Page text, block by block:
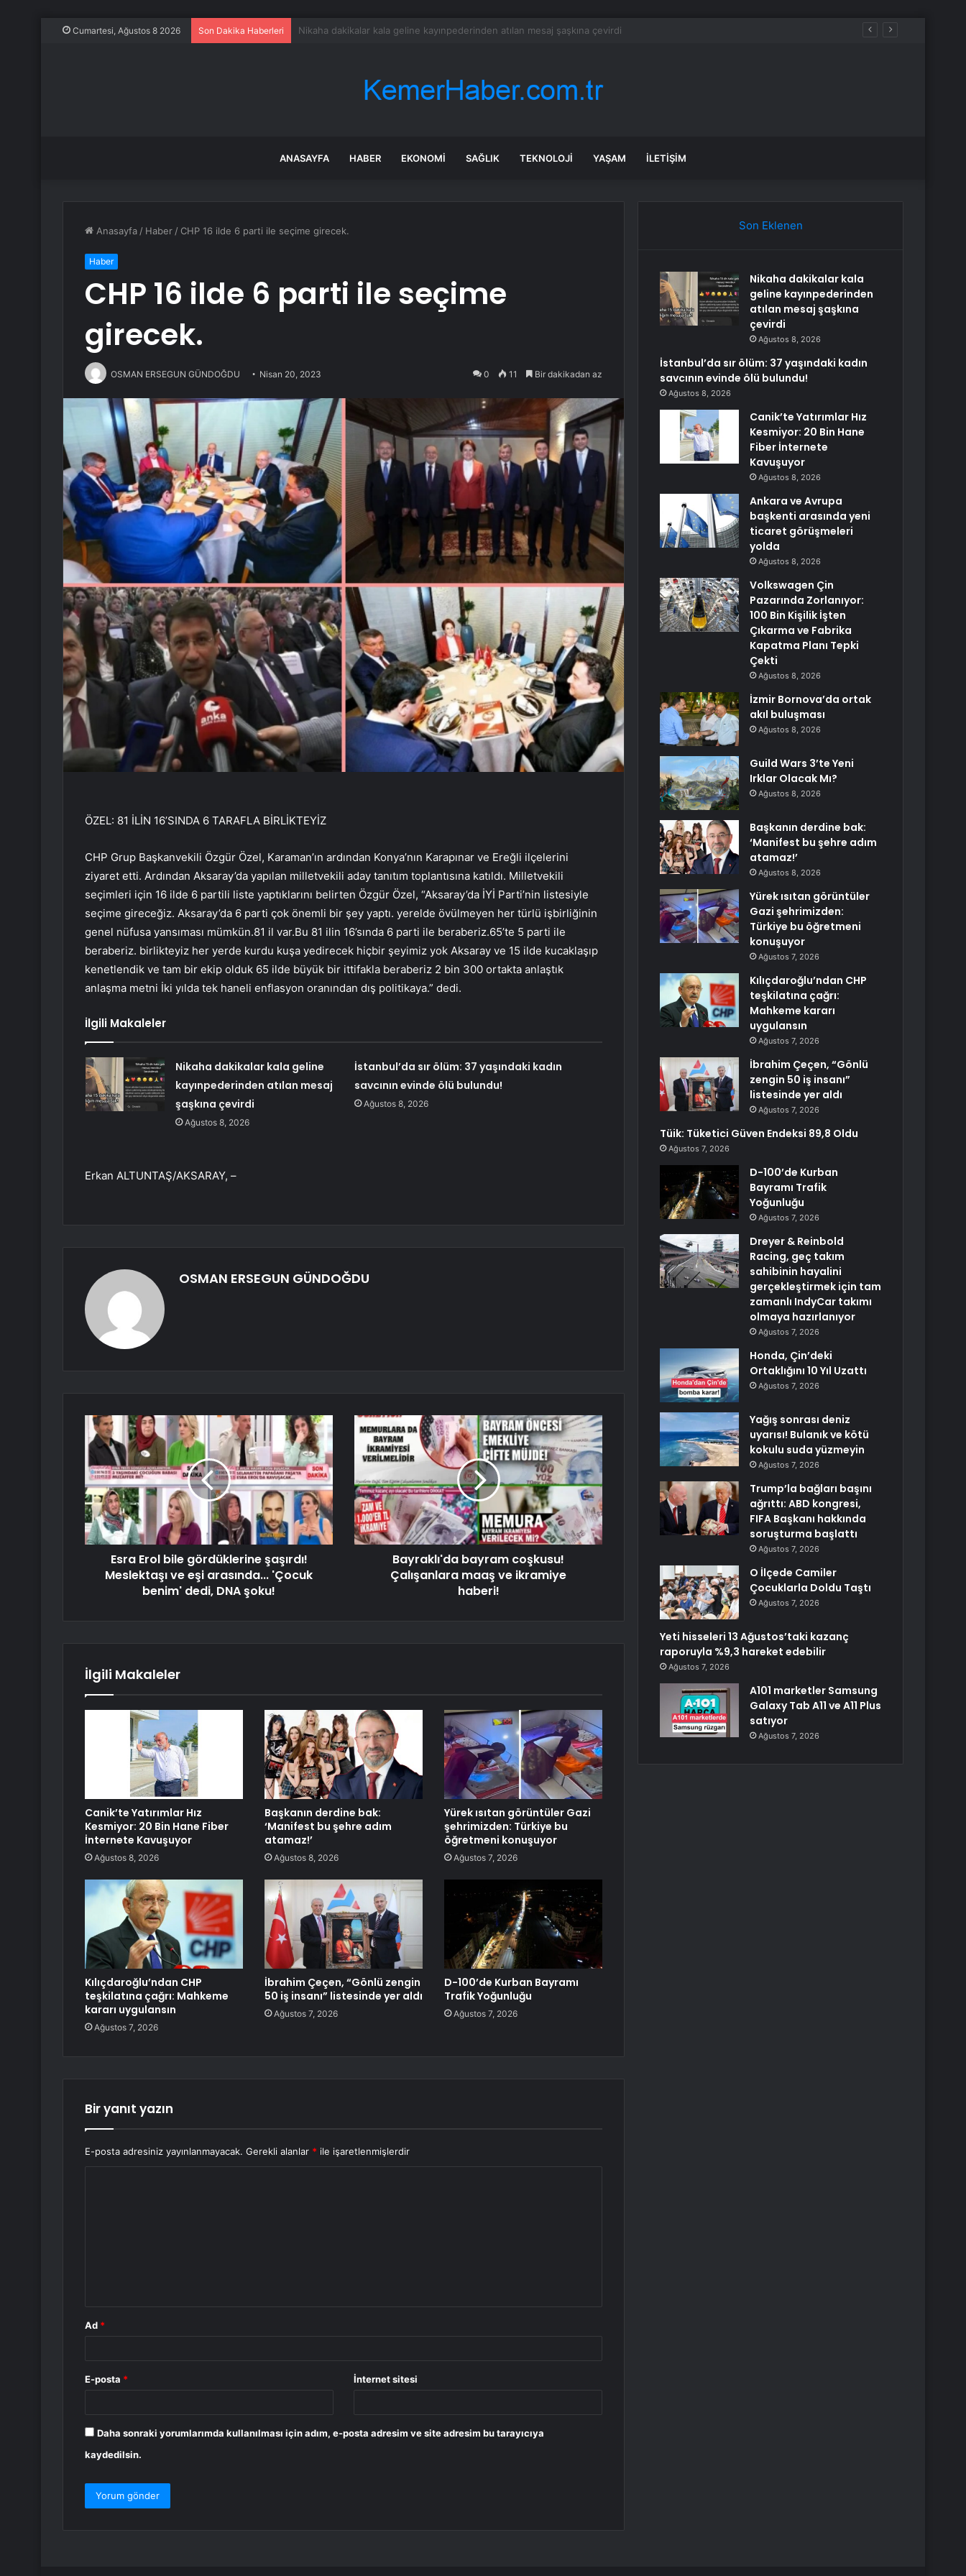
Cumartesi, Ağustos 8 2026 Son Dakika Haberleri İstanbul’da sır ölüm: 37 yaşındaki kadın savcının evinde ölü bulundu!
ANASAYFA HABER EKONOMI SAĞLIK TEKNOLOJI YAŞAM İLETIŞIM
Anasayfa / Haber / CHP 16 ilde 6 parti ile seçime girecek.
Haber
CHP 16 ilde 6 parti ile seçime
girecek.
OSMAN ERSEGUN GÜNDOĞDU Nisan 20, 2023 0 11 Bir dakikadan az
ÖZEL: 81 İLİN 16’SINDA 6 TARAFLA BİRLİKTEYİZ
CHP Grup Başkanvekili Özgür Özel, Karaman’ın ardından Konya’nın Karapınar ve Ereğli ilçelerini
ziyaret etti. Ardından Aksaray’da yapılan milletvekili aday tanıtım toplantısına katıldı. Milletvekili
seçimleri için 16 ilde 6 partili liste yaptıklarını belirten Özgür Özel, “Aksaray’da İYİ Parti’nin listesiyle
seçime gireceğiz. Aksaray’da 6 parti çok önemli bir şey yaptı. yerelde övülmeyen her türlü işbirliğinin
genel nüfusa yansıması mümkün.81 il var.Bu 81 ilin 16’sında 6 parti ile beraberiz.65’te 5 parti ile
beraberiz. birlikteyiz her yerde kurdu kuşa yedirecek hiçbir şeyimiz yok Aksaray ve 15 ilde kucaklaşıp
kenetlendik ve tam bir ekip olduk 65 ilde büyük bir ittifakla beraberiz 2 bin 300 ortakta anlaştık
anlaşma metni İki yılda tek haneli enflasyon oranından dış politikaya.” dedi.
İlgili Makaleler
Nikaha dakikalar kala geline
kayınpederinden atılan mesaj
şaşkına çevirdi
Ağustos 8, 2026
İstanbul’da sır ölüm: 37 yaşındaki kadın
savcının evinde ölü bulundu!
Ağustos 8, 2026
Erkan ALTUNTAŞ/AKSARAY, –
OSMAN ERSEGUN GÜNDOĞDU
Esra Erol bile gördüklerine şaşırdı!
Meslektaşı ve eşi arasında... 'Çocuk
benim' dedi, DNA şoku!
Bayraklı'da bayram coşkusu!
Çalışanlara maaş ve ikramiye
haberi!
İlgili Makaleler
Canik’te Yatırımlar Hız
Kesmiyor: 20 Bin Hane Fiber
İnternete Kavuşuyor
Ağustos 8, 2026
Başkanın derdine bak:
‘Manifest bu şehre adım
atamaz!’
Ağustos 8, 2026
Yürek ısıtan görüntüler Gazi
şehrimizden: Türkiye bu
öğretmeni konuşuyor
Ağustos 7, 2026
Kılıçdaroğlu’ndan CHP
teşkilatına çağrı: Mahkeme
kararı uygulansın
Ağustos 7, 2026
İbrahim Çeçen, “Gönlü zengin
50 iş insanı” listesinde yer aldı
Ağustos 7, 2026
D-100’de Kurban Bayramı
Trafik Yoğunluğu
Ağustos 7, 2026
Bir yanıt yazın
E-posta adresiniz yayınlanmayacak. Gerekli alanlar * ile işaretlenmişlerdir
Ad *
E-posta * İnternet sitesi
Daha sonraki yorumlarımda kullanılması için adım, e-posta adresim ve site adresim bu tarayıcıya
kaydedilsin.
Son Eklenen
Nikaha dakikalar kala
geline kayınpederinden
atılan mesaj şaşkına
çevirdi
Ağustos 8, 2026
İstanbul’da sır ölüm: 37 yaşındaki kadın
savcının evinde ölü bulundu!
Ağustos 8, 2026
Canik’te Yatırımlar Hız
Kesmiyor: 20 Bin Hane
Fiber İnternete
Kavuşuyor
Ağustos 8, 2026
Ankara ve Avrupa
başkenti arasında yeni
ticaret görüşmeleri
yolda
Ağustos 8, 2026
Volkswagen Çin
Pazarında Zorlanıyor:
100 Bin Kişilik İşten
Çıkarma ve Fabrika
Kapatma Planı Tepki
Çekti
Ağustos 8, 2026
İzmir Bornova’da ortak
akıl buluşması
Ağustos 8, 2026
Guild Wars 3’te Yeni
Irklar Olacak Mı?
Ağustos 8, 2026
Başkanın derdine bak:
‘Manifest bu şehre adım
atamaz!’
Ağustos 8, 2026
Yürek ısıtan görüntüler
Gazi şehrimizden:
Türkiye bu öğretmeni
konuşuyor
Ağustos 7, 2026
Kılıçdaroğlu’ndan CHP
teşkilatına çağrı:
Mahkeme kararı
uygulansın
Ağustos 7, 2026
İbrahim Çeçen, “Gönlü
zengin 50 iş insanı”
listesinde yer aldı
Ağustos 7, 2026
Tüik: Tüketici Güven Endeksi 89,8 Oldu
Ağustos 7, 2026
D-100’de Kurban
Bayramı Trafik
Yoğunluğu
Ağustos 7, 2026
Dreyer & Reinbold
Racing, geç takım
sahibinin hayalini
gerçekleştirmek için tam
zamanlı IndyCar takımı
olmaya hazırlanıyor
Ağustos 7, 2026
Honda, Çin’deki
Ortaklığını 10 Yıl Uzattı
Ağustos 7, 2026
Yağış sonrası deniz
uyarısı! Bulanık ve kötü
kokulu suda yüzmeyin
Ağustos 7, 2026
Trump’la bağları başını
ağrıttı: ABD kongresi,
FIFA Başkanı hakkında
soruşturma başlattı
Ağustos 7, 2026
O İlçede Camiler
Çocuklarla Doldu Taştı
Ağustos 7, 2026
Yeti hisseleri 13 Ağustos’taki kazanç
raporuyla %9,3 hareket edebilir
Ağustos 7, 2026
A101 marketler Samsung
Galaxy Tab A11 ve A11 Plus
satıyor
Ağustos 7, 2026